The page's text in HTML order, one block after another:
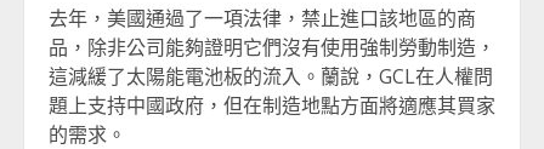
去年，美國通過了一項法律，禁止進口該地區的商
品，除非公司能夠證明它們沒有使用強制勞動制造，
這減緩了太陽能電池板的流入。蘭說，GCL在人權問
題上支持中國政府，但在制造地點方面將適應其買家
的需求。